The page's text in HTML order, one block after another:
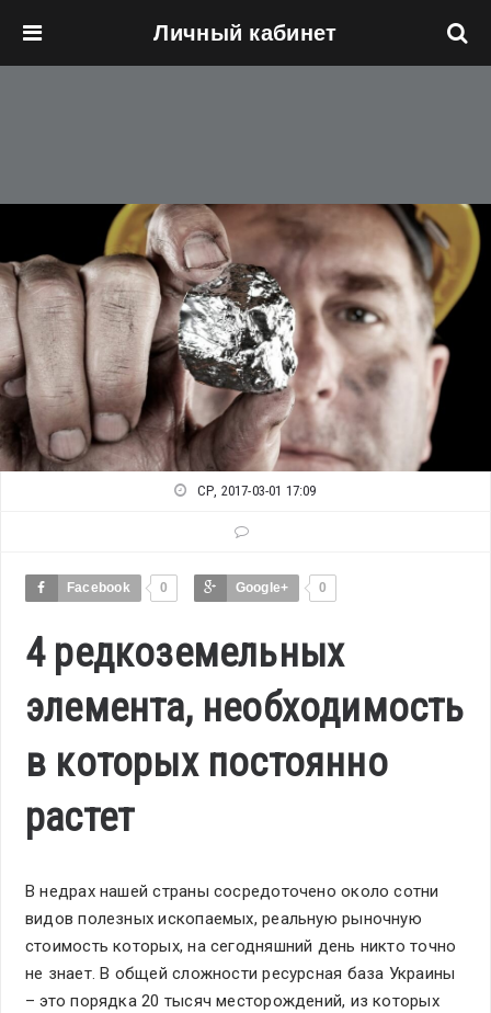
Личный кабинет
СР, 2017-03-01 17:09
Facebook 0 Google+ 0
4 редкоземельных
элемента, необходимость
в которых постоянно
растет
В недрах нашей страны сосредоточено около сотни
видов полезных ископаемых, реальную рыночную
стоимость которых, на сегодняшний день никто точно
не знает. В общей сложности ресурсная база Украины
– это порядка 20 тысяч месторождений, из которых